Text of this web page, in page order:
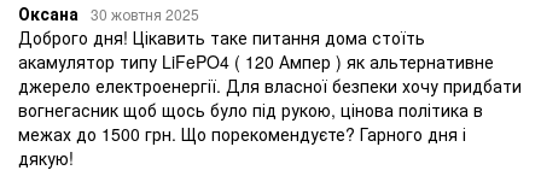
Оксана 30 жовтня 2025
Доброго дня! Цікавить таке питання дома стоїть
акамулятор типу LiFePO4 ( 120 Ампер ) як альтернативне
джерело електроенергії. Для власної безпеки хочу придбати
вогнегасник щоб щось було під рукою, цінова політика в
межах до 1500 грн. Що порекомендуєте? Гарного дня і
дякую!